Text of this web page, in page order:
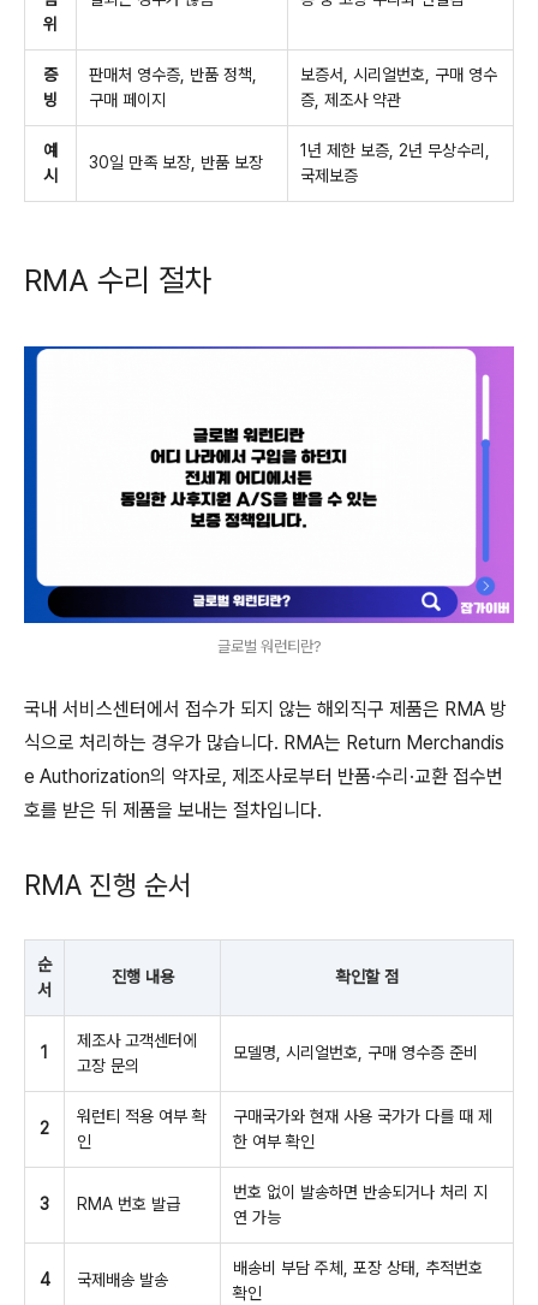
위
증
빙
판매처 영수증, 반품 정책,
구매 페이지
보증서, 시리얼번호, 구매 영수
증, 제조사 약관
예
시
30일 만족 보장, 반품 보장
1년 제한 보증, 2년 무상수리,
국제보증
RMA 수리 절차
글로벌 워런티란?
국내 서비스센터에서 접수가 되지 않는 해외직구 제품은 RMA 방
식으로 처리하는 경우가 많습니다. RMA는 Return Merchandis
e Authorization의 약자로, 제조사로부터 반품·수리·교환 접수번
호를 받은 뒤 제품을 보내는 절차입니다.
RMA 진행 순서
순
서
진행 내용 확인할 점
1
제조사 고객센터에
고장 문의
모델명, 시리얼번호, 구매 영수증 준비
2
워런티 적용 여부 확
인
구매국가와 현재 사용 국가가 다를 때 제
한 여부 확인
3 RMA 번호 발급
번호 없이 발송하면 반송되거나 처리 지
연 가능
4 국제배송 발송
배송비 부담 주체, 포장 상태, 추적번호
확인